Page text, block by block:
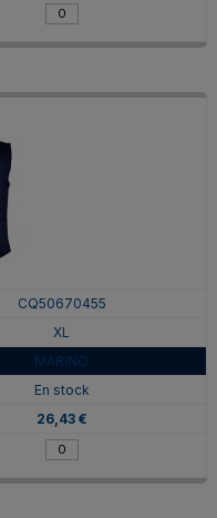
CQ50670455
XL
MARINO
En stock
26,43 €